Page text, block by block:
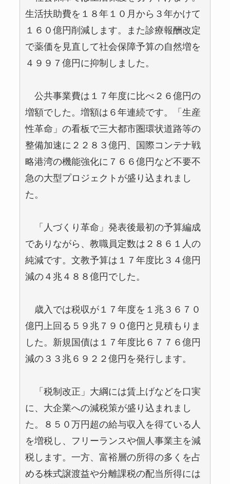
生活扶助費を１８年１０月から３年かけて
１６０億円削減します。また診療報酬改定
で薬価を見直して社会保障予算の自然増を
４９９７億円に抑制しました。
公共事業費は１７年度に比べ２６億円の
増額でした。増額は６年連続です。「生産
性革命」の看板で三大都市圏環状道路等の
整備加速に２２８３億円、国際コンテナ戦
略港湾の機能強化に７６６億円など不要不
急の大型プロジェクトが盛り込まれまし
た。
「人づくり革命」発表後最初の予算編成
でありながら、教職員定数は２８６１人の
純減です。文教予算は１７年度比３４億円
減の４兆４８８億円でした。
歳入では税収が１７年度を１兆３６７０
億円上回る５９兆７９０億円と見積もりま
した。新規国債は１７年度比６７７６億円
減の３３兆６９２２億円を発行します。
「税制改正」大綱には賃上げなどを口実
に、大企業への減税策が盛り込まれまし
た。８５０万円超の給与収入を得ている人
を増税し、フリーランスや個人事業主を減
税します。一方、富裕層の所得の多くを占
める株式譲渡益や分離課税の配当所得には